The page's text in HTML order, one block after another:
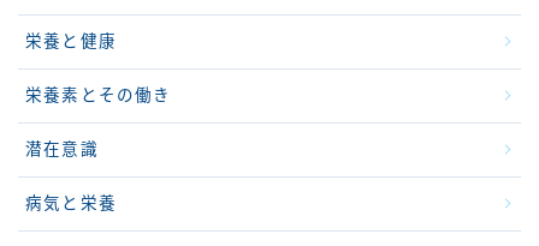
栄養と健康
栄養素とその働き
潜在意識
病気と栄養